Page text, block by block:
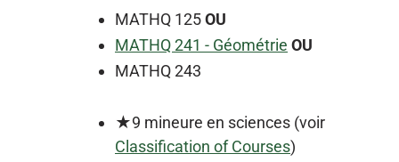
MATHQ 125OU
MATHQ 241 - Géométrie OU
MATHQ 243
★9 mineure en sciences (voir
Classification of Courses)